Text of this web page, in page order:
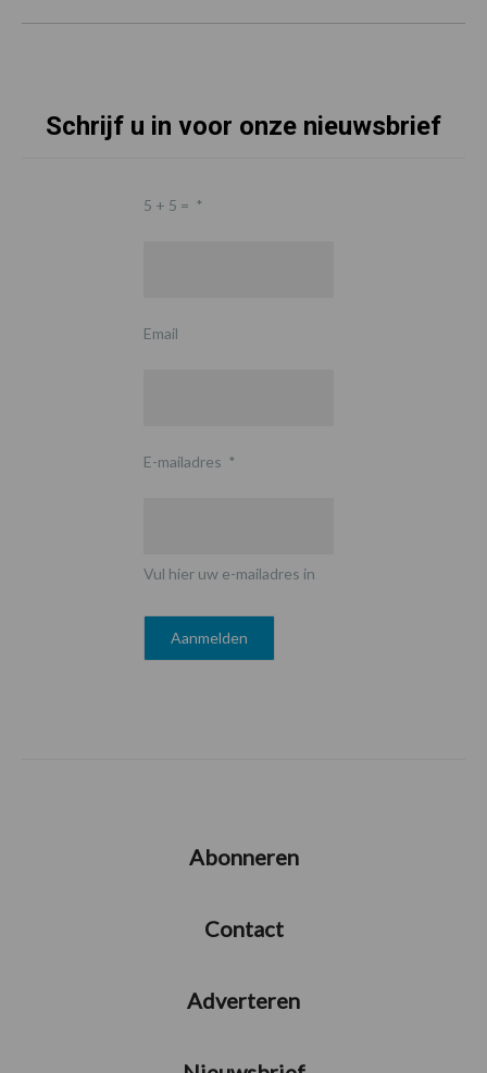
Schrijf u in voor onze nieuwsbrief
5 + 5 = *
Email
E-mailadres *
Vul hier uw e-mailadres in
Abonneren
Contact
Adverteren